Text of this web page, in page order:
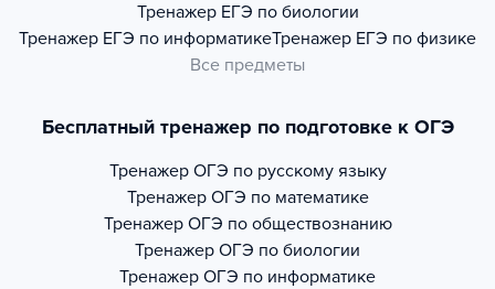
Тренажер ЕГЭ по биологии
Тренажер ЕГЭ по информатикеТренажер ЕГЭ по физике
Все предметы
Бесплатный тренажер по подготовке к ОГЭ
Тренажер ОГЭ по русскому языку
Тренажер ОГЭ по математике
Тренажер ОГЭ по обществознанию
Тренажер ОГЭ по биологии
Тренажер ОГЭ по информатике